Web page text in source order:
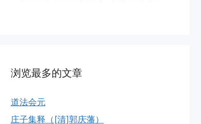
浏览最多的文章
道法会元
庄子集释（[清]郭庆藩）